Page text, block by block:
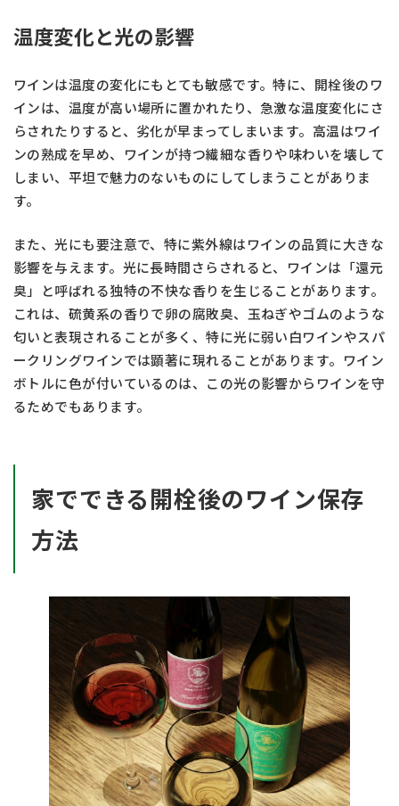
温度変化と光の影響
ワインは温度の変化にもとても敏感です。特に、開栓後のワ
インは、温度が高い場所に置かれたり、急激な温度変化にさ
らされたりすると、劣化が早まってしまいます。高温はワイ
ンの熟成を早め、ワインが持つ繊細な香りや味わいを壊して
しまい、平坦で魅力のないものにしてしまうことがありま
す。
また、光にも要注意で、特に紫外線はワインの品質に大きな
影響を与えます。光に長時間さらされると、ワインは「還元
臭」と呼ばれる独特の不快な香りを生じることがあります。
これは、硫黄系の香りで卵の腐敗臭、玉ねぎやゴムのような
匂いと表現されることが多く、特に光に弱い白ワインやスパ
ークリングワインでは顕著に現れることがあります。ワイン
ボトルに色が付いているのは、この光の影響からワインを守
るためでもあります。
家でできる開栓後のワイン保存
方法